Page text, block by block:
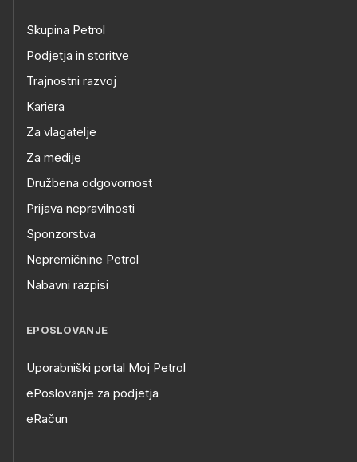
Skupina Petrol
Podjetja in storitve
Trajnostni razvoj
Kariera
Za vlagatelje
Za medije
Družbena odgovornost
Prijava nepravilnosti
Sponzorstva
Nepremičnine Petrol
Nabavni razpisi
EPOSLOVANJE
Uporabniški portal Moj Petrol
ePoslovanje za podjetja
eRačun